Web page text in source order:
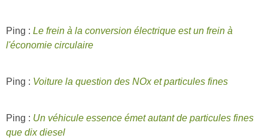
Ping : Le frein à la conversion électrique est un frein à
l'économie circulaire
Ping : Voiture la question des NOx et particules fines
Ping : Un véhicule essence émet autant de particules fines
que dix diesel